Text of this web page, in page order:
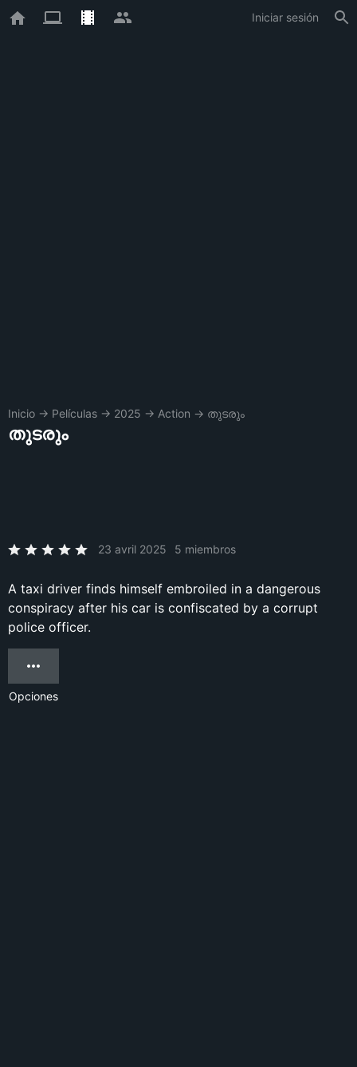
Iniciar sesión
Inicio → Películas → 2025 → Action → തുടരും
തുടരും
23 avril 2025 5 miembros
A taxi driver finds himself embroiled in a dangerous
conspiracy after his car is confiscated by a corrupt
police officer.
Opciones